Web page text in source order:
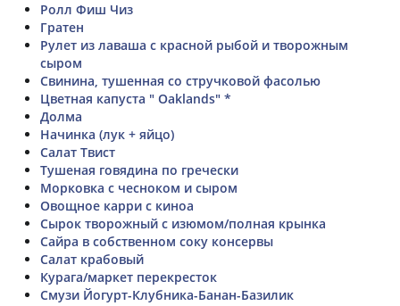
Ролл Фиш Чиз
Гратен
Рулет из лаваша с красной рыбой и творожным
сыром
Свинина, тушенная со стручковой фасолью
Цветная капуста " Oaklands" *
Долма
Начинка (лук + яйцо)
Салат Твист
Тушеная говядина по гречески
Морковка с чесноком и сыром
Овощное карри с киноа
Сырок творожный с изюмом/полная крынка
Сайра в собственном соку консервы
Салат крабовый
Курага/маркет перекресток
Смузи Йогурт-Клубника-Банан-Базилик